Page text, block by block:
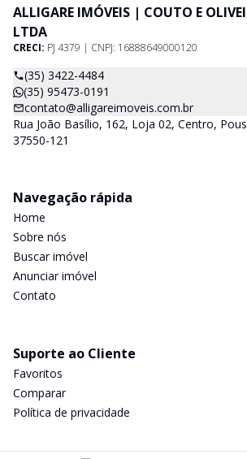
ALLIGARE IMÓVEIS | COUTO E
LTDA
CRECI: PJ 4379 | CNPJ: 16888649000120
(35) 3422-4484
(35) 95473-0191
contato@alligareimoveis.com.br
Rua João Basílio, 162, Loja 02, Centro,
37550-121
Navegação rápida
Home
Sobre nós
Buscar imóvel
Anunciar imóvel
Contato
Suporte ao Cliente
Favoritos
Comparar
Política de privacidade